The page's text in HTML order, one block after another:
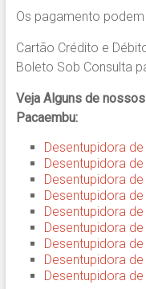
Os pagamento
Cartão Crédito e
Boleto Sob Consulta
Veja Alguns de
Pacaembu:
Desentupidora
Desentupidora
Desentupidora
Desentupidora
Desentupidora
Desentupidora
Desentupidora
Desentupidora
Desentupidora